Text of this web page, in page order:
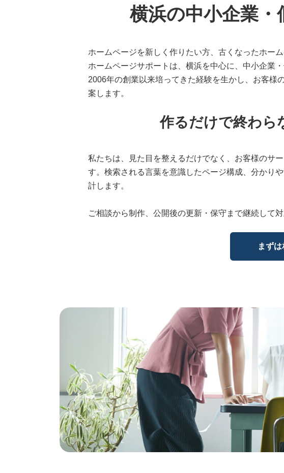
横浜の中小企業
ホームページを新しく作りたい方、古くなったホー
ホームページサポートは、横浜を中心に、中小企業
2006年の創業以来培ってきた経験を生かし、お客様
案します。
作るだけで終わら
私たちは、見た目を整えるだけでなく、お客様のサ
す。検索される言葉を意識したページ構成、分かり
計します。
ご相談から制作、公開後の更新・保守まで継続して
まず